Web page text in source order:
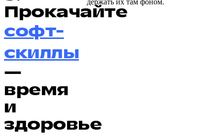
Прокачайте
софт-
скиллы
—
время
и
здоровье